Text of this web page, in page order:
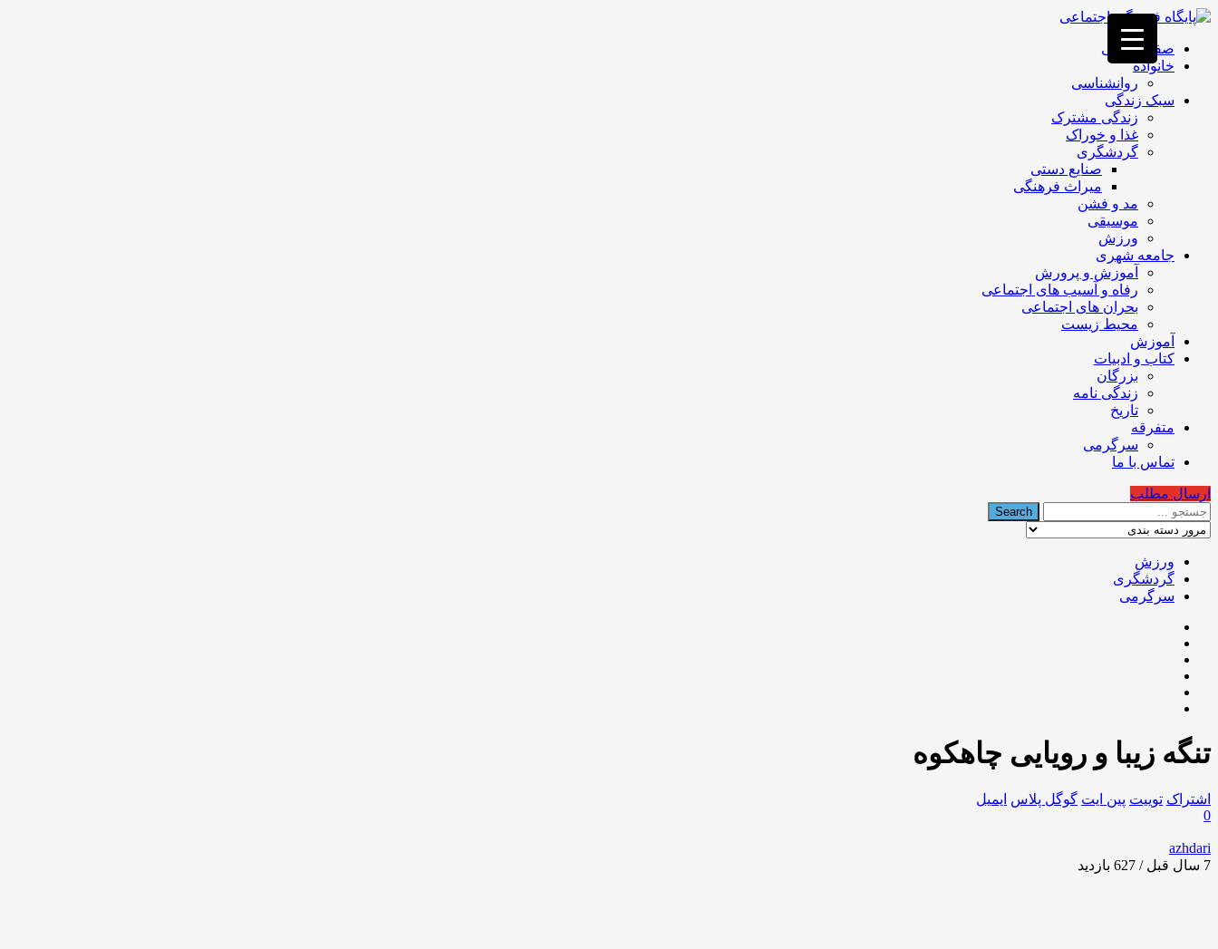
فصد
غرب
تهران
خشکشویی
تصفیه
تهران
صفحه اصلی
خانواده
روانشناسی
سبک زندگی
زندگی مشترک
غذا و خوراک
گردشگری
صنایع دستی
میراث فرهنگی
مد و فشن
موسیقی
ورزش
جامعه شهری
آموزش و پرورش
رفاه و آسیب های اجتماعی
بحران های اجتماعی
محیط زیست
آموزش
کتاب و ادبیات
بزرگان
زندگی نامه
تاریخ
متفرقه
سرگرمی
تماس با ما
ارسال مطلب
ورزش
گردشگری
سرگرمی
تنگه زیبا و رویایی چاهکوه
اشتراک توییت پین ایت گوگل‌ پلاس ایمیل
0
azhdari
7 سال قبل / 627
بازدید